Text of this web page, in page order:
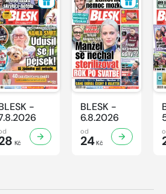
-
Kč
BLESK -
6.8.2026
od
24Kč